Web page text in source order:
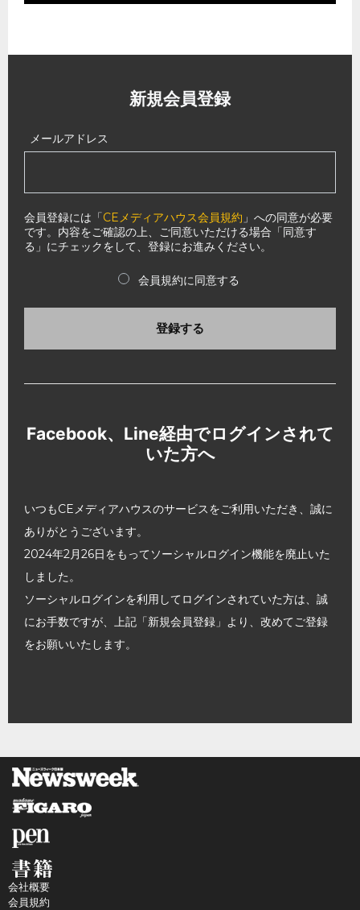
新規会員登録
メールアドレス
会員登録には「CEメディアハウス会員規約 」への同意が必要
です。内容をご確認の上、ご同意いただける場合「同意す
る」にチェックをして、登録にお進みください。
会員規約に同意する
登録する
Facebook、Line経由でログインされて
いた方へ
いつもCEメディアハウスのサービスをご利用いただき、誠に
ありがとうございます。
2024年2月26日をもってソーシャルログイン機能を廃止いた
しました。
ソーシャルログインを利用してログインされていた方は、誠
にお手数ですが、上記「新規会員登録」より、改めてご登録
をお願いいたします。
会社概要
会員規約